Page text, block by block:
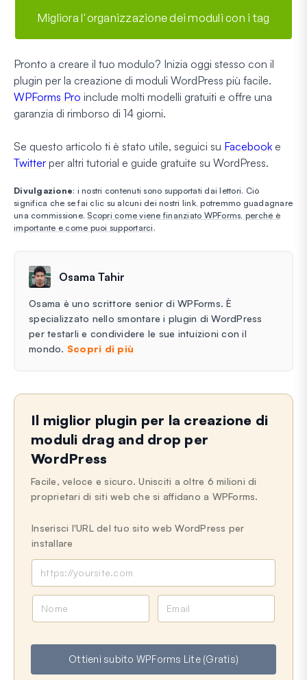
Migliora l'organizzazione dei moduli con i tag
Pronto a creare il tuo modulo? Inizia oggi stesso con il
plugin per la creazione di moduli WordPress più facile.
WPForms Pro include molti modelli gratuiti e offre una
garanzia di rimborso di 14 giorni.
Se questo articolo ti è stato utile, seguici su Facebook e
Twitter per altri tutorial e guide gratuite su WordPress.
Divulgazione: i nostri contenuti sono supportati dai lettori. Ciò
significa che se fai clic su alcuni dei nostri link, potremmo guadagnare
una commissione.Scopri come viene finanziato WPForms, perché è
importante e come puoi supportarci .
Osama Tahir
Osama è uno scrittore senior di WPForms. È
specializzato nello smontare i plugin di WordPress
per testarli e condividere le sue intuizioni con il
mondo. Scopri di più
Il miglior plugin per la creazione di
moduli drag and drop per
WordPress
Facile, veloce e sicuro. Unisciti a oltre 6 milioni di
proprietari di siti web che si affidano a WPForms.
Inserisci l'URL del tuo sito web WordPress per
installare
e
i
l
Ottieni subito WPForms Lite (Gratis)